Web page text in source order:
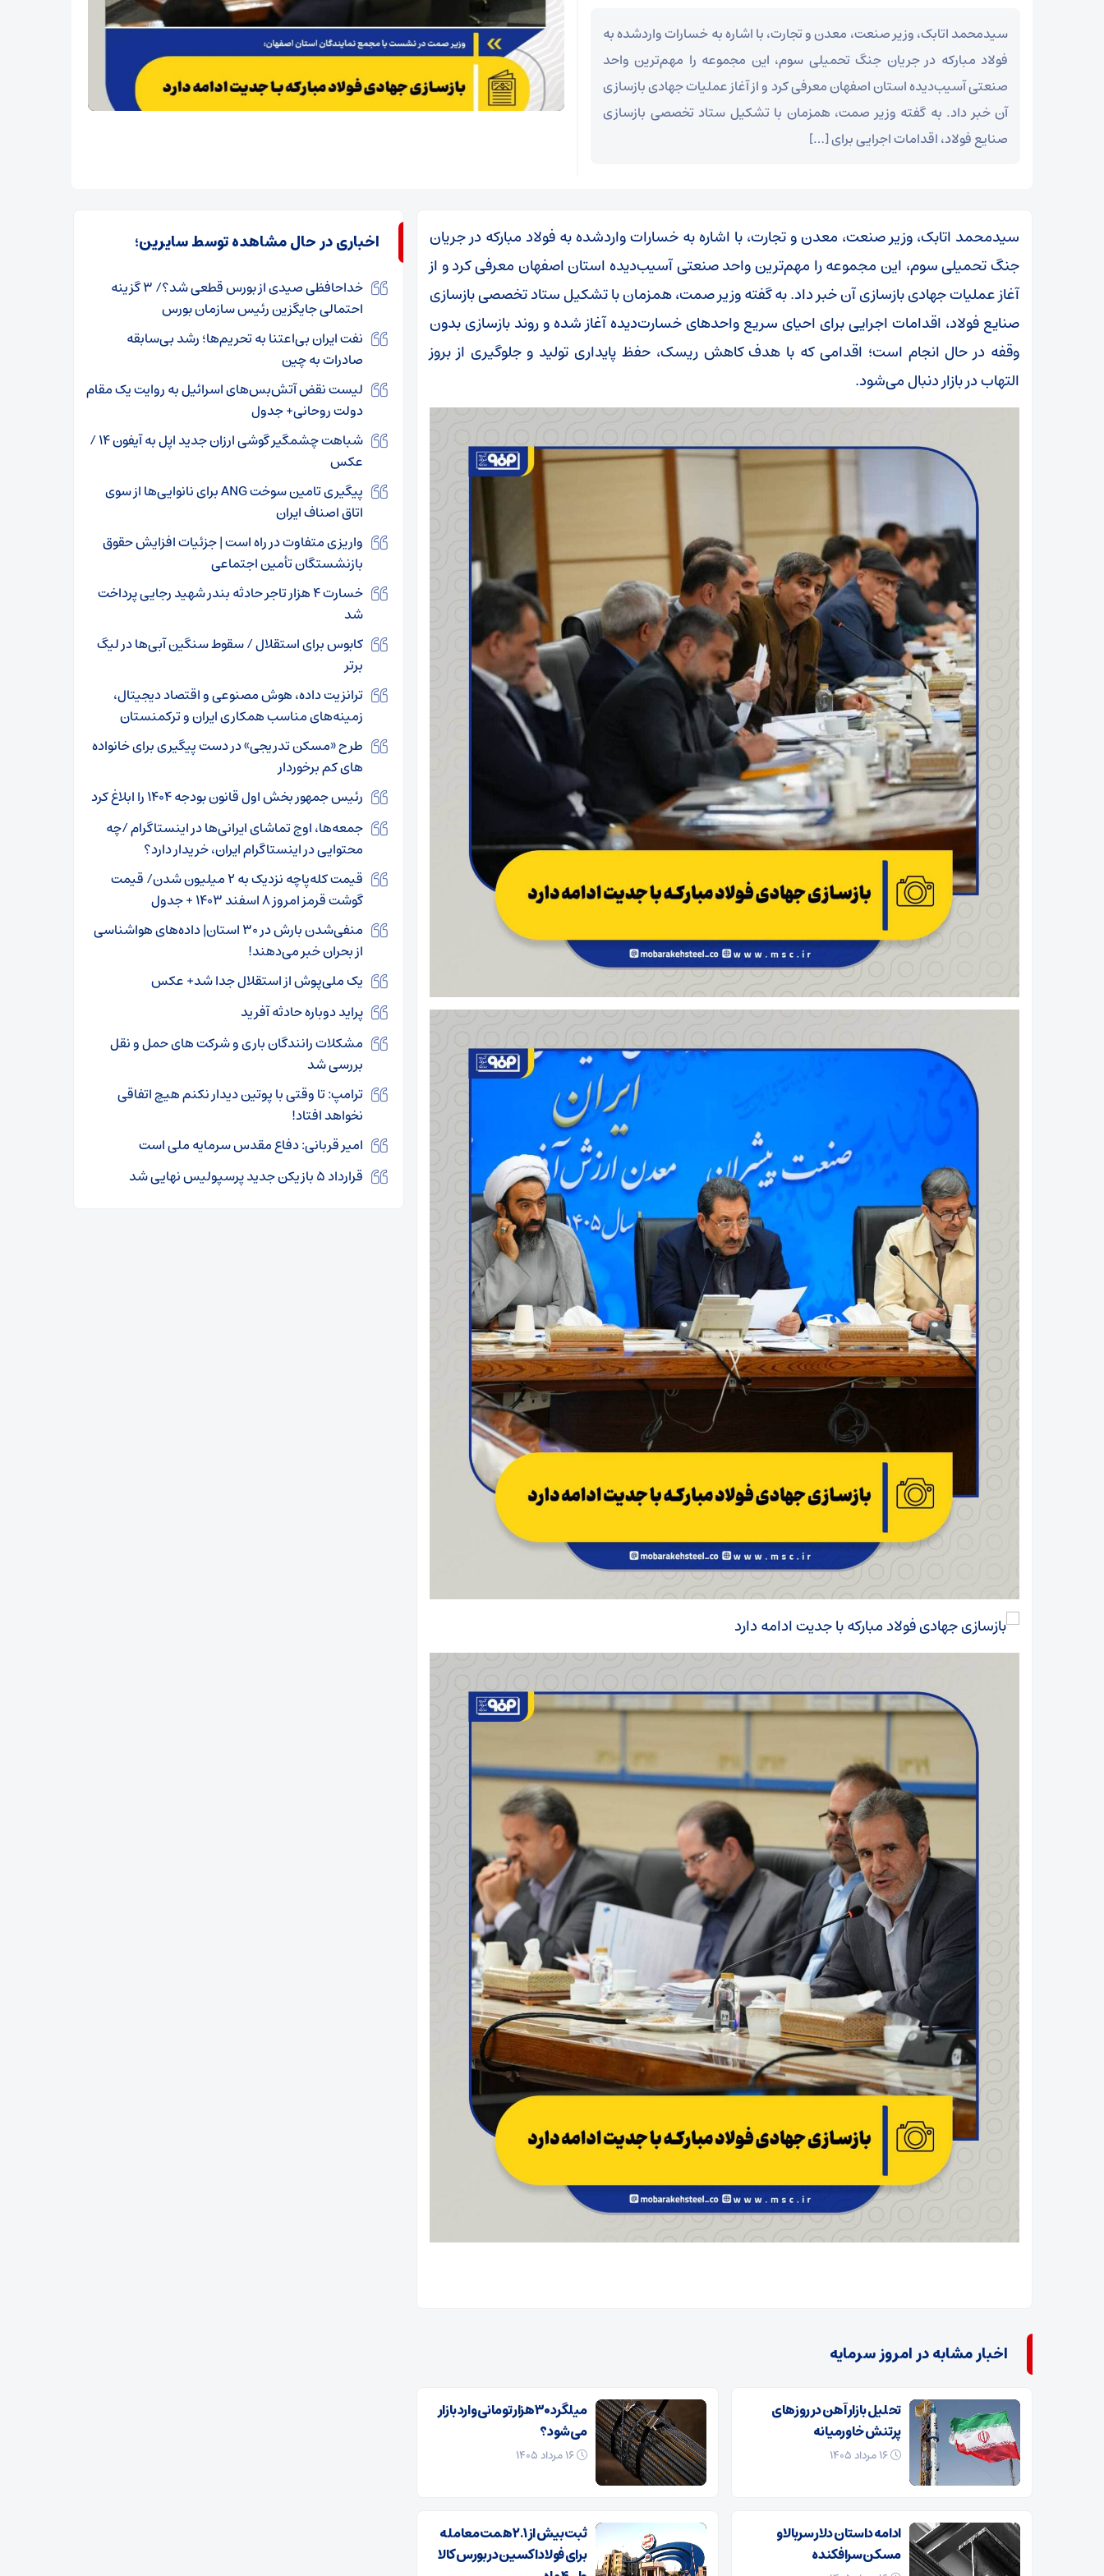
سیدمحمد اتابک، وزیر صنعت، معدن و تجارت، با اشاره به خسارات واردشده به
فولاد مبارکه در جریان جنگ تحمیلی سوم، این مجموعه را مهم‌ترین واحد
صنعتی آسیب‌دیده استان اصفهان معرفی کرد و از آغاز عملیات جهادی بازسازی
آن خبر داد. به گفته وزیر صمت، همزمان با تشکیل ستاد تخصصی بازسازی
صنایع فولاد، اقدامات اجرایی برای […]
سیدمحمد اتابک، وزیر صنعت، معدن و تجارت، با اشاره به خسارات واردشده به فولاد مبارکه در جریان
جنگ تحمیلی سوم، این مجموعه را مهم‌ترین واحد صنعتی آسیب‌دیده استان اصفهان معرفی کرد و از
آغاز عملیات جهادی بازسازی آن خبر داد. به گفته وزیر صمت، همزمان با تشکیل ستاد تخصصی بازسازی
صنایع فولاد، اقدامات اجرایی برای احیای سریع واحد‌های خسارت‌دیده آغاز شده و روند بازسازی بدون
وقفه در حال انجام است؛ اقدامی که با هدف کاهش ریسک، حفظ پایداری تولید و جلوگیری از بروز
التهاب در بازار دنبال می‌شود.
اخبار مشابه در امروز سرمایه
تحلیل بازار آهن در روزهای
پرتنش خاورمیانه
میلگرد ۳۰ هزار تومانی وارد بازار
می‌شود؟
۱۶ مرداد ۱۴۰۵
ادامه داستان دلار سربالا و
مسکن سرافکنده
ثبت بیش از ۲.۱ همت معامله
برای فولاد اکسین در بورس کالا
اخباری در حال مشاهده توسط سایرین؛
خداحافظی صیدی از بورس قطعی شد؟/ ۳ گزینه
احتمالی جایگزین رئیس سازمان‌ بورس
نفت ایران بی‌اعتنا به تحریم‌ها؛ رشد بی‌سابقه
صادرات به چین
لیست نقض آتش‌بس‌های اسرائیل به روایت یک مقام
دولت روحانی+ جدول
شباهت چشمگیر گوشی ارزان جدید اپل به آیفون ۱۴ /
عکس
پیگیری تامین سوخت ANG برای نانوایی‌ها از سوی
اتاق اصناف ایران
واریزی متفاوت در راه است | جزئیات افزایش حقوق
بازنشستگان تأمین اجتماعی
خسارت ۴ هزار تاجر حادثه بندر شهید رجایی پرداخت
شد
کابوس برای استقلال / سقوط سنگین آبی‌ها در لیگ
برتر
ترانزیت داده، هوش مصنوعی و اقتصاد دیجیتال،
زمینه‌های مناسب همکاری ایران و ترکمنستان
طرح «مسکن تدریجی» در دست پیگیری برای خانواده
های کم برخوردار
رئیس جمهور بخش اول قانون بودجه ۱۴۰۴ را ابلاغ کرد
جمعه‌ها، اوج تماشای ایرانی‌ها در اینستاگرام /چه
محتوایی در اینستاگرام ایران، خریدار دارد؟
قیمت کله‌پاچه نزدیک به ۲ میلیون شدن/ قیمت
گوشت قرمز امروز ۸ اسفند ۱۴۰۳ + جدول
منفی‌شدن بارش در ۳۰ استان| داده‌های هواشناسی
از بحران خبر می‌دهند!
یک ملی‌پوش از استقلال جدا شد+ عکس
پراید دوباره حادثه آفرید
مشکلات رانندگان باری و شرکت های حمل و نقل
بررسی شد
ترامپ: تا وقتی با پوتین دیدار نکنم هیچ اتفاقی
نخواهد افتاد!
امیر قربانی: دفاع مقدس سرمایه ملی است
قرارداد ۵ بازیکن جدید پرسپولیس نهایی شد